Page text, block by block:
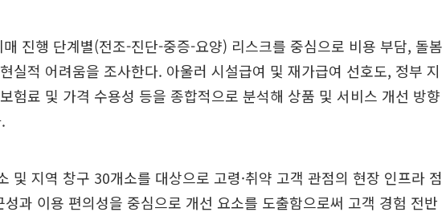
진행 단계별(전조-진단-중증-요양) 리스크를 중심으로 비용 부담, 돌봄
실적 어려움을 조사한다. 아울러 시설급여 및 재가급여 선호도, 정부 지
험료 및 가격 수용성 등을 종합적으로 분석해 상품 및 서비스 개선 방향
및 지역 창구 30개소를 대상으로 고령·취약 고객 관점의 현장 인프라 점
과 이용 편의성을 중심으로 개선 요소를 도출함으로써 고객 경험 전반